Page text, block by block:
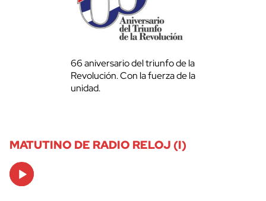
66 aniversario del triunfo de la
Revolución. Con la fuerza de la
unidad.
MATUTINO DE RADIO RELOJ (I)
Audio
Player